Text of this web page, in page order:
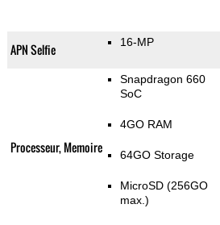
APN Selfie 16-MP
Processeur, Memoire
Snapdragon 660
SoC
4GO RAM
64GO Storage
MicroSD (256GO
max.)